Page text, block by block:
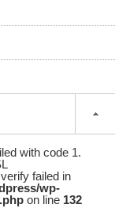
with code 1.
failed in
wp-
on line 132